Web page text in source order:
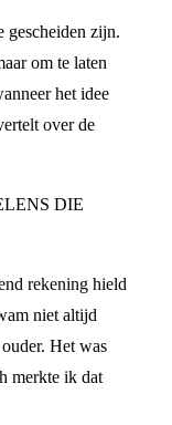
gescheiden zijn.
om te laten
het idee
over de
DIE
rekening hield
niet altijd
Het was
merkte ik dat